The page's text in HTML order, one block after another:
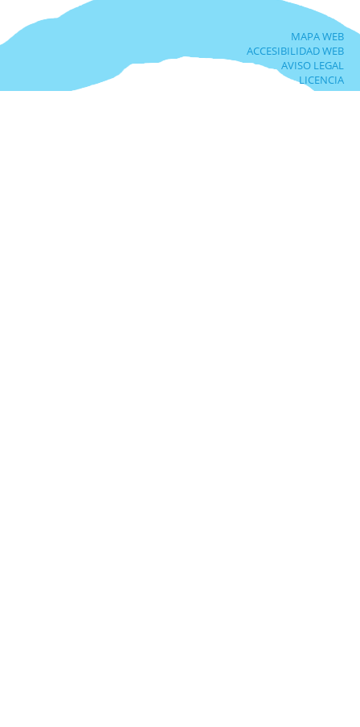
MAPA WEB
ACCESIBILIDAD WEB
AVISO LEGAL
LICENCIA